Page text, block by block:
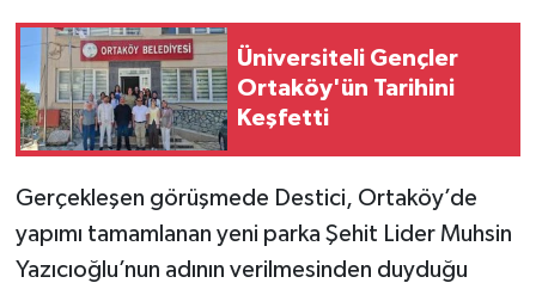
Üniversiteli Gençler
Ortaköy'ün Tarihini
Keşfetti
Gerçekleşen görüşmede Destici, Ortaköy’de
yapımı tamamlanan yeni parka Şehit Lider Muhsin
Yazıcıoğlu’nun adının verilmesinden duyduğu